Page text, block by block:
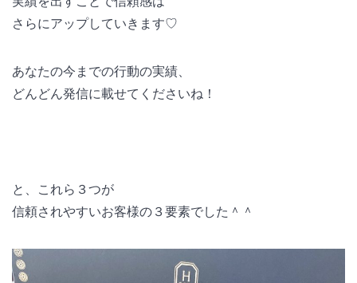
さらにアップしていきます♡
あなたの今までの行動の実績、
どんどん発信に載せてくださいね！
と、これら３つが
信頼されやすいお客様の３要素でした＾＾